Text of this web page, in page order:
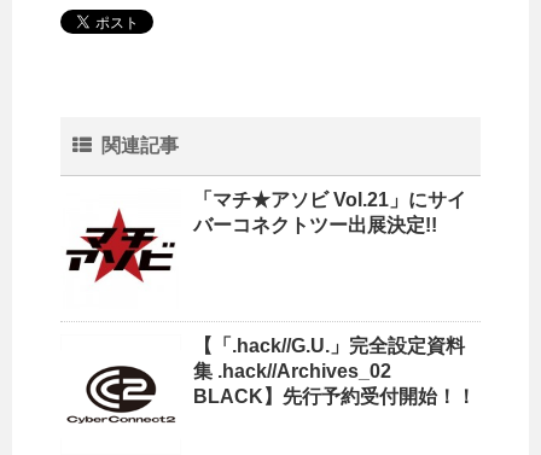
関連記事
「マチ★アソビ Vol.21」にサイ
バーコネクトツー出展決定!!
【「.hack//G.U.」完全設定資料
集 .hack//Archives_02
BLACK】先行予約受付開始！！